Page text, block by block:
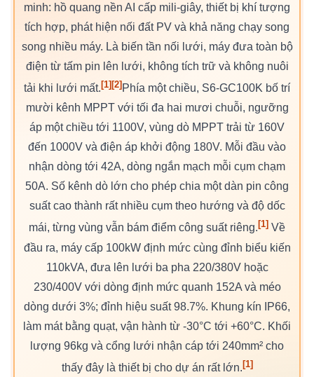
minh: hồ quang nền AI cấp mili-giây, thiết bị khí tượng
tích hợp, phát hiện nối đất PV và khả năng chạy song
song nhiều máy. Là biến tần nối lưới, máy đưa toàn bộ
điện từ tấm pin lên lưới, không tích trữ và không nuôi
tải khi lưới mất. [1] [2] Phía một chiều, S6-GC100K bố trí
mười kênh MPPT với tối đa hai mươi chuỗi, ngưỡng
áp một chiều tới 1100V, vùng dò MPPT trải từ 160V
đến 1000V và điện áp khởi động 180V. Mỗi đầu vào
nhận dòng tới 42A, dòng ngắn mạch mỗi cụm chạm
50A. Số kênh dò lớn cho phép chia một dàn pin công
suất cao thành rất nhiều cụm theo hướng và độ dốc
mái, từng vùng vẫn bám điểm công suất riêng. [1] Về
đầu ra, máy cấp 100kW định mức cùng đỉnh biểu kiến
110kVA, đưa lên lưới ba pha 220/380V hoặc
230/400V với dòng định mức quanh 152A và méo
dòng dưới 3%; đỉnh hiệu suất 98.7%. Khung kín IP66,
làm mát bằng quạt, vận hành từ -30°C tới +60°C. Khối
lượng 96kg và cổng lưới nhận cáp tới 240mm² cho
thấy đây là thiết bị cho dự án rất lớn.[1]